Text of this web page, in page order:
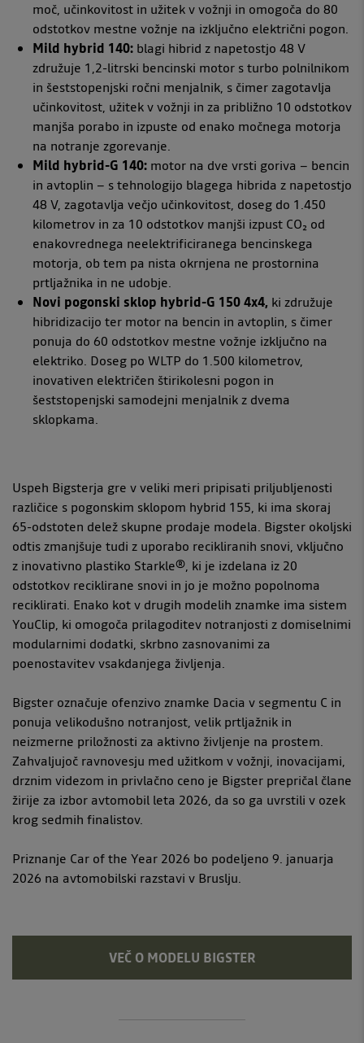
moč, učinkovitost in užitek v vožnji in omogoča do 80
odstotkov mestne vožnje na izključno električni pogon.
Mild hybrid 140: blagi hibrid z napetostjo 48 V
združuje 1,2-litrski bencinski motor s turbo polnilnikom
in šeststopenjski ročni menjalnik, s čimer zagotavlja
učinkovitost, užitek v vožnji in za približno 10 odstotkov
manjša porabo in izpuste od enako močnega motorja
na notranje zgorevanje.
Mild hybrid-G 140: motor na dve vrsti goriva – bencin
in avtoplin – s tehnologijo blagega hibrida z napetostjo
48 V, zagotavlja večjo učinkovitost, doseg do 1.450
kilometrov in za 10 odstotkov manjši izpust CO₂ od
enakovrednega neelektrificiranega bencinskega
motorja, ob tem pa nista okrnjena ne prostornina
prtljažnika in ne udobje.
Novi pogonski sklop hybrid-G 150 4x4, ki združuje
hibridizacijo ter motor na bencin in avtoplin, s čimer
ponuja do 60 odstotkov mestne vožnje izključno na
elektriko. Doseg po WLTP do 1.500 kilometrov,
inovativen električen štirikolesni pogon in
šeststopenjski samodejni menjalnik z dvema
sklopkama.
Uspeh Bigsterja gre v veliki meri pripisati priljubljenosti
različice s pogonskim sklopom hybrid 155, ki ima skoraj
65-odstoten delež skupne prodaje modela. Bigster okoljski
odtis zmanjšuje tudi z uporabo recikliranih snovi, vključno
z inovativno plastiko Starkle®, ki je izdelana iz 20
odstotkov reciklirane snovi in jo je možno popolnoma
reciklirati. Enako kot v drugih modelih znamke ima sistem
YouClip, ki omogoča prilagoditev notranjosti z domiselnimi
modularnimi dodatki, skrbno zasnovanimi za
poenostavitev vsakdanjega življenja.
Bigster označuje ofenzivo znamke Dacia v segmentu C in
ponuja velikodušno notranjost, velik prtljažnik in
neizmerne priložnosti za aktivno življenje na prostem.
Zahvaljujoč ravnovesju med užitkom v vožnji, inovacijami,
drznim videzom in privlačno ceno je Bigster prepričal člane
žirije za izbor avtomobil leta 2026, da so ga uvrstili v ozek
krog sedmih finalistov.
Priznanje Car of the Year 2026 bo podeljeno 9. januarja
2026 na avtomobilski razstavi v Bruslju.
VEČ O MODELU BIGSTER